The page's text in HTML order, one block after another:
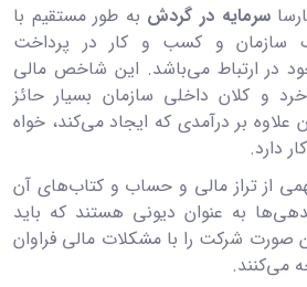
سرمایه در گردش به طور مستقیم با
سازمان و کسب و کار در پرداخت
در ارتباط می‌باشد. این شاخص مالی
و کلان داخلی سازمان بسیار حائز
بر درآمدی که ایجاد می‌کند، خواه
دارد.
از تراز مالی و حساب و کتاب‌های آن
به عنوان دیونی هستند که باید
صورت شرکت را با مشکلات مالی فراوان
می‌کنند.